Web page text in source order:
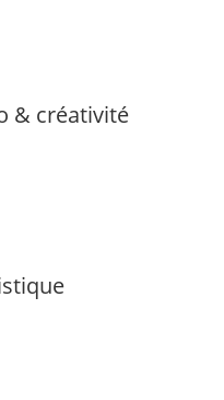
& créativité